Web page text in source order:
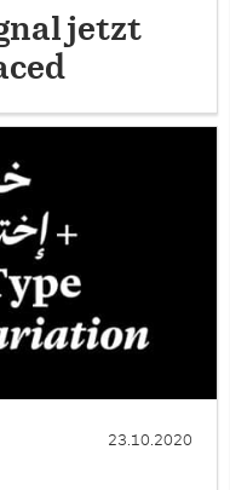
jetzt
23.10.2020